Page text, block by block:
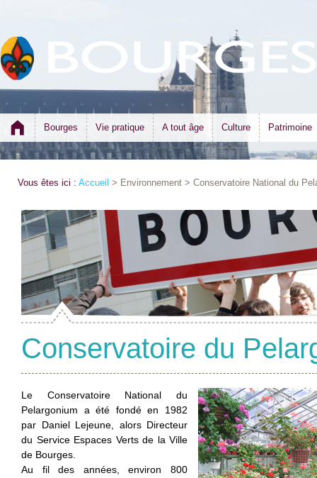
Bourges Vie pratique A tout âge Culture Patrimoine
Vous êtes ici : Accueil > Environnement > Conservatoire National du
Conservatoire du
Le Conservatoire National du
Pelargonium a été fondé en 1982
par Daniel Lejeune, alors Directeur
du Service Espaces Verts de la Ville
de Bourges.
Au fil des années, environ 800